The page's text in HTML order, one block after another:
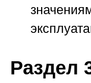
Раздел